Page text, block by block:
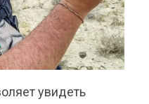
увидеть